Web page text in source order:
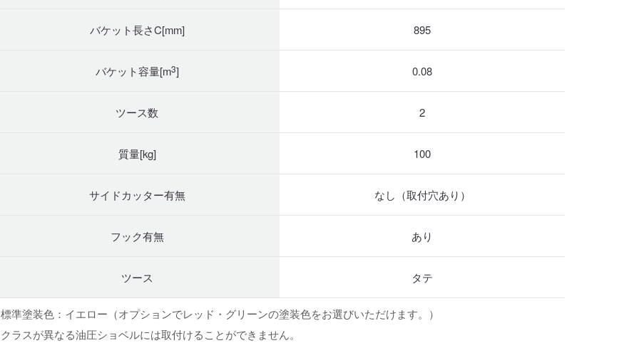
バケット長さC[mm] 895
バケット容量[m3] 0.08
ツース数 2
質量[kg] 100
サイドカッター有無 なし（取付穴あり）
フック有無 あり
ツース タテ
準塗装色：イエロー（オプションでレッド・グリーンの塗装色をお選びいただけます。）
ラスが異なる油圧ショベルには取付けることができません。